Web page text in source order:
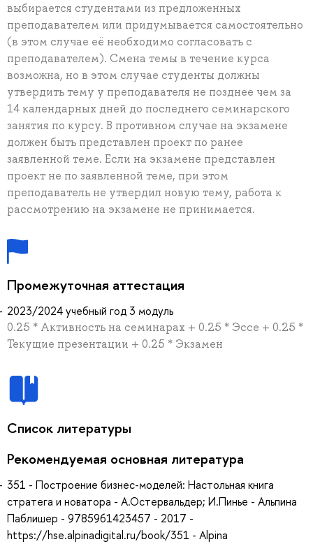
выбирается студентами из предложенных
преподавателем или придумывается самостоятельно
(в этом случае её необходимо согласовать с
преподавателем). Смена темы в течение курса
возможна, но в этом случае студенты должны
утвердить тему у преподавателя не позднее чем за
14 календарных дней до последнего семинарского
занятия по курсу. В противном случае на экзамене
должен быть представлен проект по ранее
заявленной теме. Если на экзамене представлен
проект не по заявленной теме, при этом
преподаватель не утвердил новую тему, работа к
рассмотрению на экзамене не принимается.
Промежуточная аттестация
2023/2024 учебный год 3 модуль
0.25 * Активность на семинарах + 0.25 * Эссе + 0.25 *
Текущие презентации + 0.25 * Экзамен
Список литературы
Рекомендуемая основная литература
351 - Построение бизнес-моделей: Настольная книга
стратега и новатора - А.Остервальдер; И.Пинье - Альпина
Паблишер - 9785961423457 - 2017 -
https://hse.alpinadigital.ru/book/351 - Alpina